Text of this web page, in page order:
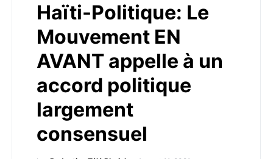
Haïti-Politique: Le
Mouvement EN
AVANT appelle à un
accord politique
largement
consensuel